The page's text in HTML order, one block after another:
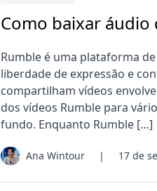
Como baixar áudio
Rumble é uma plataforma
liberdade de expressão e
compartilham vídeos
dos vídeos Rumble para
fundo. Enquanto Rumble […]
Ana Wintour | 17 de